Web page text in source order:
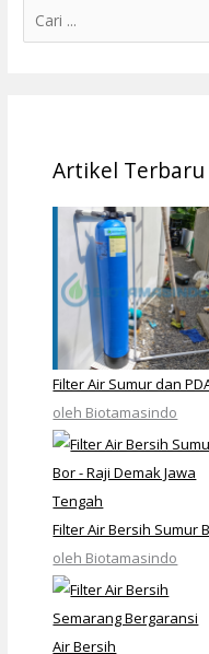
Artikel Terbaru
Filter Air Sumur dan
oleh Biotamasindo
Filter Air Bersih Sumur
oleh Biotamasindo